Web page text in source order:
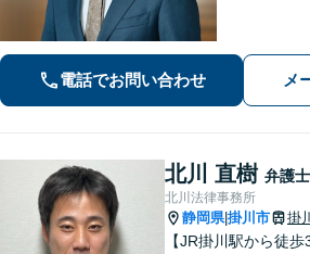
電話でお問い合わせ メ
北川 直樹 弁護士
北川法律事務所
静岡県|掛川市 掛
【JR掛川駅から徒歩